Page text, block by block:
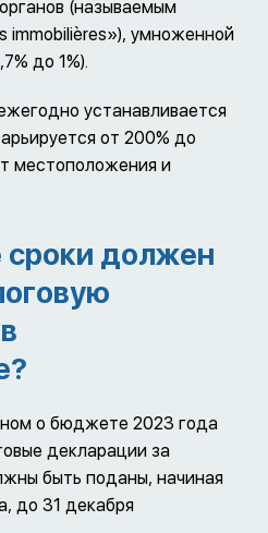
(называемым
immobilières»), умноженной
до 1%).
устанавливается
от 200% до
местоположения и
сроки должен
о бюджете 2023 года
декларации за
быть поданы, начиная
до 31 декабря